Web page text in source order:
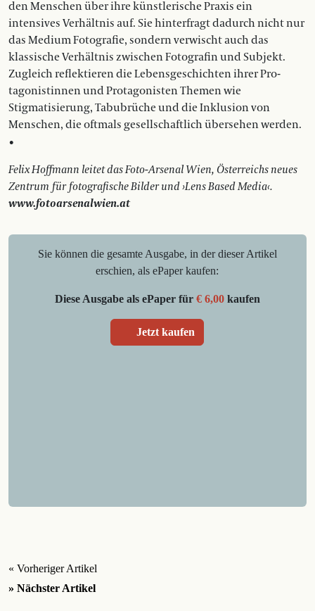
den Menschen über ihre künstlerische Praxis ein
intensives Verhältnis auf. Sie hinterfragt dadurch nicht nur
das Medium Fotografie, sondern verwischt auch das
klassische Verhältnis zwischen Fotografin und Subjekt.
Zugleich reflektieren die Lebensgeschichten ihrer Pro­
tagonistinnen und Protagonisten Themen wie
Stigmatisierung, Tabubrüche und die Inklusion von
Menschen, die oftmals gesellschaftlich ­übersehen werden.
•
Felix Hoffmann leitet das Foto-Arsenal Wien, Österreichs neues
Zentrum für fotografische Bilder und ›Lens Based Media‹.
www.fotoarsenalwien.at
Sie können die gesamte Ausgabe, in der dieser Artikel
erschien, als ePaper kaufen:
Diese Ausgabe als ePaper für € 6,00kaufen
Jetzt kaufen
« Vorheriger Artikel
» Nächster Artikel